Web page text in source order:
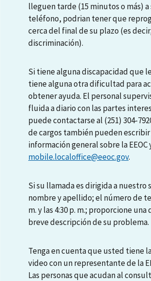
lleguen tarde (15 minutos o más)
teléfono, podrian tener que
cerca del final de su plazo (es
discriminación).
Si tiene alguna discapacidad que
tiene alguna otra dificultad para
obtener ayuda. El personal
fluida a diario con las partes
puede contactarse al (251) 304-
de cargos también pueden escribir
información general sobre la
mobile.localoffice@eeoc.gov.
Si su llamada es dirigida a
nombre y apellido; el número de
m. y las 4:30 p. m.; proporcione
breve descripción de su problema.
Tenga en cuenta que usted tiene
video con un representante de la
Las personas que acudan al